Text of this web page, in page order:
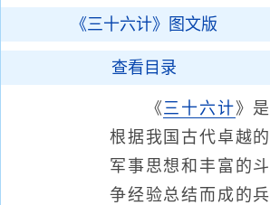
《三十六计》图文版
查看目录
《三十六计》是
根据我国古代卓越的
军事思想和丰富的斗
争经验总结而成的兵